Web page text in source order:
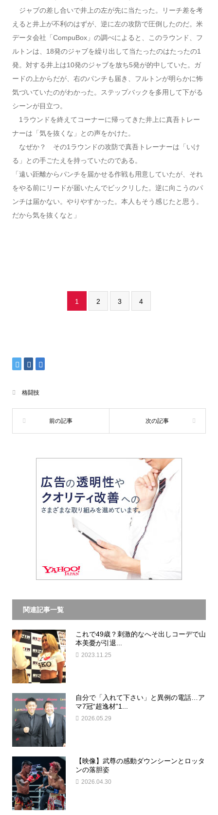
ジャブの差し合いで井上の左が先に当たった。リーチ差を考
えると井上が不利のはずが、逆に左の攻防で圧倒したのだ。米
データ会社「CompuBox」の調べによると、このラウンド、フ
ルトンは、18発のジャブを繰り出して当たったのはたったの1
発。対する井上は10発のジャブを放ち5発が的中していた。ガ
ードの上からだが、右のパンチも届き、フルトンが明らかに怖
気づいていたのがわかった。ステップバックを多用して下がる
シーンが目立つ。
1ラウンドを終えてコーナーに帰ってきた井上に真吾トレー
ナーは「気を抜くな」との声をかけた。
なぜか？ その1ラウンドの攻防で真吾トレーナーは「いけ
る」との手ごたえを持っていたのである。
「遠い距離からパンチを届かせる作戦も用意していたが、それ
をやる前にリードが届いたんでビックリした。逆に向こうのパ
ンチは届かない。やりやすかった。本人もそう感じたと思う。
だから気を抜くなと」
1 2 3 4
格闘技
関連記事一覧
これで49歳？刺激的なへそ出しコーデで山
本美憂が引退...
2023.11.25
自分で「入れて下さい」と異例の電話…ア
マ7冠“超逸材”1...
2026.05.29
【映像】武尊の感動ダウンシーンとロッタ
ンの落胆姿
2026.04.30